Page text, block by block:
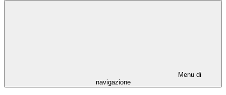
Menu di
navigazione